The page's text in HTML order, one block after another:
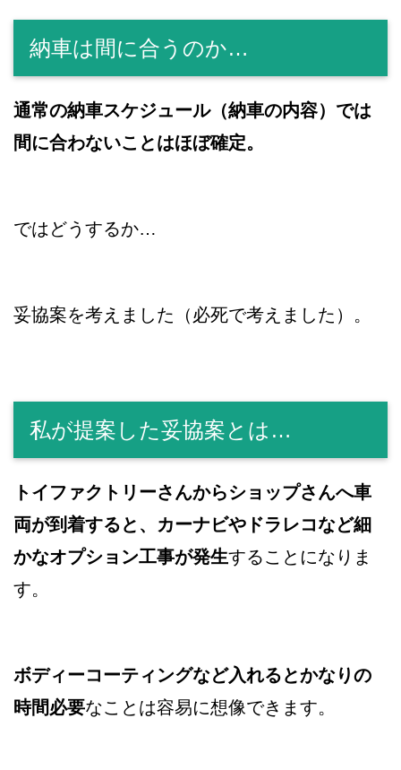
納車は間に合うのか…
通常の納車スケジュール（納車の内容）では
間に合わないことはほぼ確定。
ではどうするか…
妥協案を考えました（必死で考えました）。
私が提案した妥協案とは…
トイファクトリーさんからショップさんへ車
両が到着すると、カーナビやドラレコなど細
かなオプション工事が発生することになりま
す。
ボディーコーティングなど入れるとかなりの
時間必要なことは容易に想像できます。